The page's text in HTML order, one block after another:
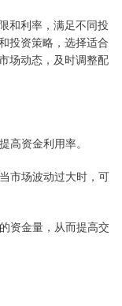
和利率，满足不同投
投资策略，选择适合
场动态，及时调整配
高资金利用率。
市场波动过大时，可
资金量，从而提高交